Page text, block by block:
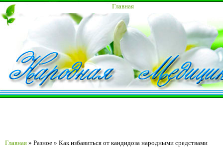
Главная
Главная » Разное » Как избавиться от кандидоза народными средствами